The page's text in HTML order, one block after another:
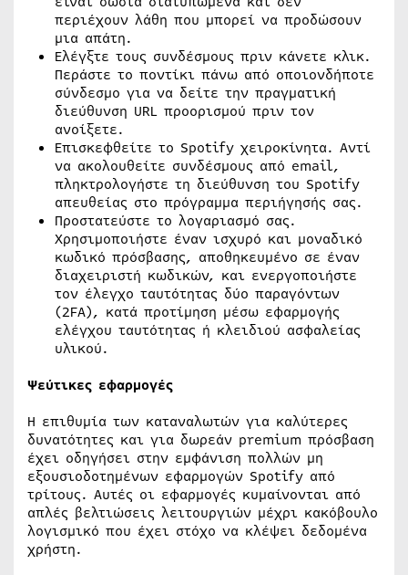
περιέχουν λάθη που μπορεί να προδώσουν
μια απάτη.
Ελέγξτε τους συνδέσμους πριν κάνετε κλικ.
Περάστε το ποντίκι πάνω από οποιονδήποτε
σύνδεσμο για να δείτε την πραγματική
διεύθυνση URL προορισμού πριν τον
ανοίξετε.
Επισκεφθείτε το Spotify χειροκίνητα. Αντί
να ακολουθείτε συνδέσμους από email,
πληκτρολογήστε τη διεύθυνση του Spotify
απευθείας στο πρόγραμμα περιήγησής σας.
Προστατεύστε το λογαριασμό σας.
Χρησιμοποιήστε έναν ισχυρό και μοναδικό
κωδικό πρόσβασης, αποθηκευμένο σε έναν
διαχειριστή κωδικών, και ενεργοποιήστε
τον έλεγχο ταυτότητας δύο παραγόντων
(2FA), κατά προτίμηση μέσω εφαρμογής
ελέγχου ταυτότητας ή κλειδιού ασφαλείας
υλικού.
Ψεύτικες εφαρμογές
Η επιθυμία των καταναλωτών για καλύτερες
δυνατότητες και για δωρεάν premium πρόσβαση
έχει οδηγήσει στην εμφάνιση πολλών μη
εξουσιοδοτημένων εφαρμογών Spotify από
τρίτους. Αυτές οι εφαρμογές κυμαίνονται από
απλές βελτιώσεις λειτουργιών μέχρι κακόβουλο
λογισμικό που έχει στόχο να κλέψει δεδομένα
χρήστη.